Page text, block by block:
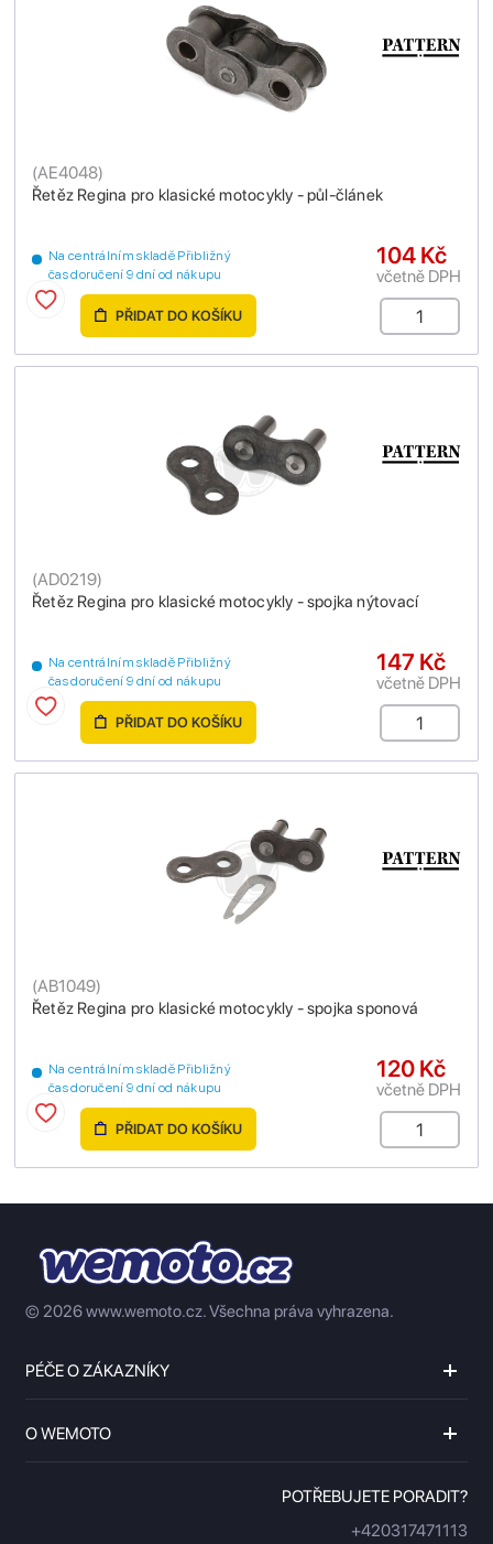
Řetěz Regina pro klasické motocykly - půl-článek
(AE4048)
Na centrálním skladě Přibližný
čas doručení 9 dní od nákupu
104 Kč
včetně DPH
PŘIDAT DO KOŠÍKU
Řetěz Regina pro klasické motocykly - spojka nýtovací
(AD0219)
Na centrálním skladě Přibližný
čas doručení 9 dní od nákupu
147 Kč
včetně DPH
PŘIDAT DO KOŠÍKU
Řetěz Regina pro klasické motocykly - spojka sponová
(AB1049)
Na centrálním skladě Přibližný
čas doručení 9 dní od nákupu
120 Kč
včetně DPH
PŘIDAT DO KOŠÍKU
© 2026 www.wemoto.cz.Všechna práva vyhrazena.
PÉČE O ZÁKAZNÍKY
O WEMOTO
POTŘEBUJETE PORADIT?
+420317471113